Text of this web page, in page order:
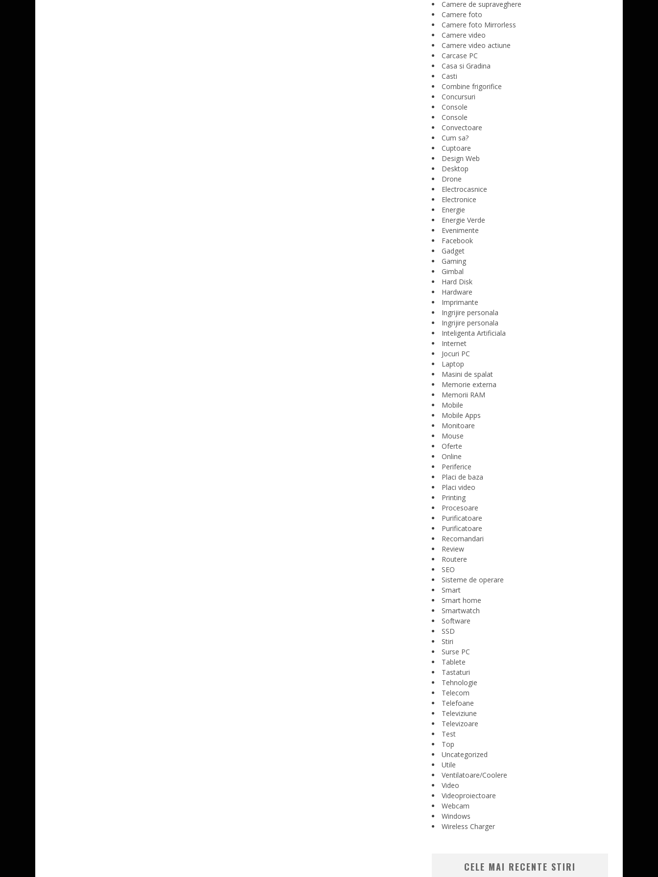
Camere de supraveghere
Camere foto
Camere foto Mirrorless
Camere video
Camere video actiune
Carcase PC
Casa si Gradina
Casti
Combine frigorifice
Concursuri
Console
Console
Convectoare
Cum sa?
Cuptoare
Design Web
Desktop
Drone
Electrocasnice
Electronice
Energie
Energie Verde
Evenimente
Facebook
Gadget
Gaming
Gimbal
Hard Disk
Hardware
Imprimante
Ingrijire personala
Ingrijire personala
Inteligenta Artificiala
Internet
Jocuri PC
Laptop
Masini de spalat
Memorie externa
Memorii RAM
Mobile
Mobile Apps
Monitoare
Mouse
Oferte
Online
Periferice
Placi de baza
Placi video
Printing
Procesoare
Purificatoare
Purificatoare
Recomandari
Review
Routere
SEO
Sisteme de operare
Smart
Smart home
Smartwatch
Software
SSD
Stiri
Surse PC
Tablete
Tastaturi
Tehnologie
Telecom
Telefoane
Televiziune
Televizoare
Test
Top
Uncategorized
Utile
Ventilatoare/Coolere
Video
Videoproiectoare
Webcam
Windows
Wireless Charger
CELE MAI RECENTE STIRI